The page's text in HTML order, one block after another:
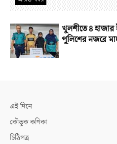
খুলশীতে ৪ হাজার
পুলিশের নজরে
এই দিনে
কৌতুক কণিকা
চিঠিপত্র